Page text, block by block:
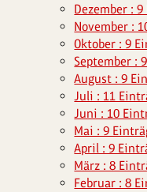
Dezember :
November :
Oktober : 9
September :
August : 9
Juli : 11
Juni : 10
Mai : 9
April : 9
März : 8
Februar : 8